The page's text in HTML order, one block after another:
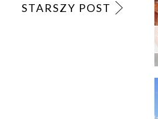
STARSZY POST